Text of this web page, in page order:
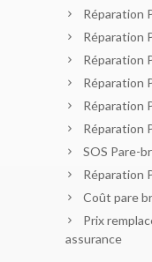
Réparation
Réparation
Réparation
Réparation
Réparation
Réparation
SOS Pare-
Réparation
Coût pare
Prix
assurance